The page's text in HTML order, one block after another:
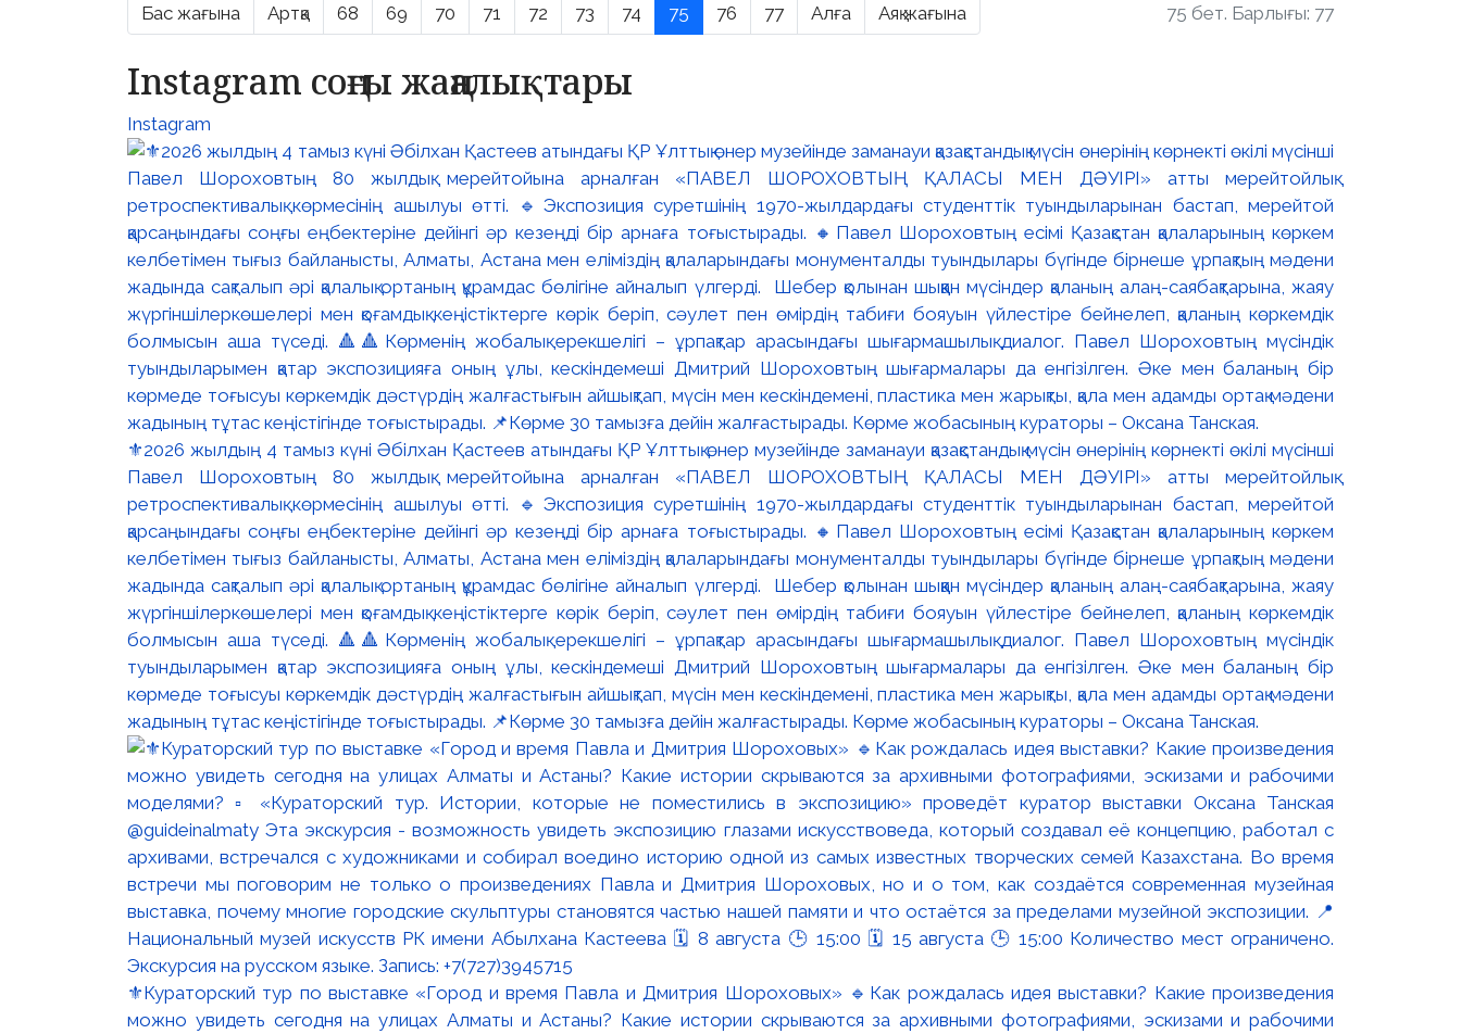
Бас жағына Артқа 68 69 70 71 72 73 74 75 76 77 Алға Аяқ жағына 75 бет. Барлығы: 77
Instagram соңғы жаңалықтары
Instagram
⚜️2026 жылдың 4 тамыз күні Әбілхан Қастеев атындағы ҚР Ұлттық өнер музейінде заманауи қазақстандық мүсін өнерінің көрнекті өкілі мүсінші
Павел Шороховтың 80 жылдық мерейтойына арналған «ПАВЕЛ ШОРОХОВТЫҢ ҚАЛАСЫ МЕН ДӘУІРІ» атты мерейтойлық
ретроспективалық көрмесінің ашылуы өтті. 🔹Экспозиция суретшінің 1970-жылдардағы студенттік туындыларынан бастап, мерейтой
қарсаңындағы соңғы еңбектеріне дейінгі әр кезеңді бір арнаға тоғыстырады. 🔸Павел Шороховтың есімі Қазақстан қалаларының көркем
келбетімен тығыз байланысты, Алматы, Астана мен еліміздің қалаларындағы монументалды туындылары бүгінде бірнеше ұрпақтың мәдени
жадында сақталып әрі қалалық ортаның құрамдас бөлігіне айналып үлгерді. Шебер қолынан шыққан мүсіндер қаланың алаң-саябақтарына, жаяу
жүргіншілеркөшелері мен қоғамдық кеңістіктерге көрік беріп, сәулет пен өмірдің табиғи бояуын үйлестіре бейнелеп, қаланың көркемдік
болмысын аша түседі. 🔺🔺Көрменің жобалық ерекшелігі – ұрпақтар арасындағы шығармашылық диалог. Павел Шороховтың мүсіндік
туындыларымен қатар экспозицияға оның ұлы, кескіндемеші Дмитрий Шороховтың шығармалары да енгізілген. Әке мен баланың бір
көрмеде тоғысуы көркемдік дәстүрдің жалғастығын айшықтап, мүсін мен кескіндемені, пластика мен жарықты, қала мен адамды ортақ мәдени
жадының тұтас кеңістігінде тоғыстырады. 📌Көрме 30 тамызға дейін жалғастырады. Көрме жобасының кураторы – Оксана Танская.
⚜️Кураторский тур по выставке «Город и время Павла и Дмитрия Шороховых» 🔹Как рождалась идея выставки? Какие произведения
можно увидеть сегодня на улицах Алматы и Астаны? Какие истории скрываются за архивными фотографиями, эскизами и рабочими